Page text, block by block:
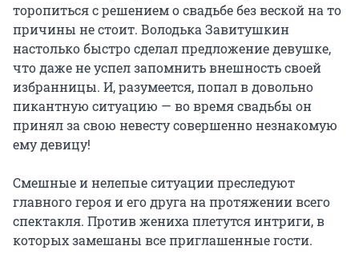
торопиться с решением о свадьбе без веской на то
причины не стоит. Володька Завитушкин
настолько быстро сделал предложение девушке,
что даже не успел запомнить внешность своей
избранницы. И, разумеется, попал в довольно
пикантную ситуацию — во время свадьбы он
принял за свою невесту совершенно незнакомую
ему девицу!
Смешные и нелепые ситуации преследуют
главного героя и его друга на протяжении всего
спектакля. Против жениха плетутся интриги, в
которых замешаны все приглашенные гости.